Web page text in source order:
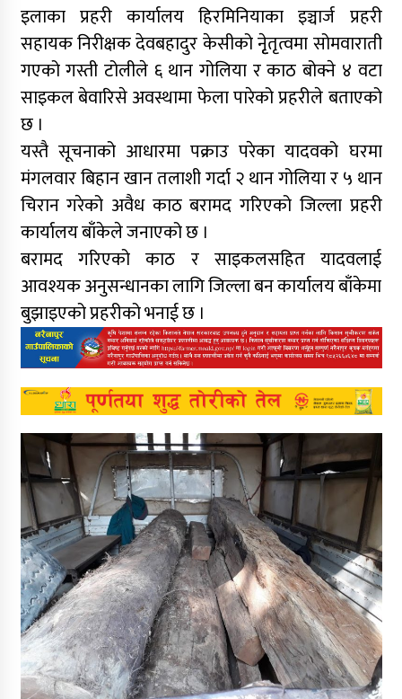
इलाका प्रहरी कार्यालय हिरमिनियाका इञ्चार्ज प्रहरी
सहायक निरीक्षक देवबहादुर केसीको नृृेतृत्वमा सोमवाराती
गएको गस्ती टोलीले ६ थान गोलिया र काठ बोक्ने ४ वटा
साइकल बेवारिसे अवस्थामा फेला पारेको प्रहरीले बताएको
छ ।
यस्तै सूचनाको आधारमा पक्राउ परेका यादवको घरमा
मंगलवार बिहान खान तलाशी गर्दा २ थान गोलिया र ५ थान
चिरान गरेको अवैध काठ बरामद गरिएको जिल्ला प्रहरी
कार्यालय बाँकेले जनाएको छ ।
बरामद गरिएको काठ र साइकलसहित यादवलाई
आवश्यक अनुसन्धानका लागि जिल्ला बन कार्यालय बाँकेमा
बुझाइएको प्रहरीको भनाई छ ।